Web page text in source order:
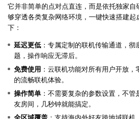
它并非简单的点对点直连，而是依托独家自
够穿透各类复杂网络环境，一键快速搭建起
下：
延迟更低 ：专属定制的联机传输通道，
题，操作响应无滞后。
免费使用 ：云联机功能对所有用户开放
的流畅联机体验。
操作简单 ：不需要复杂的参数设置，不
友房间，几秒钟就能搞定。
全区域覆盖 ：支持海内外好友跨地域联